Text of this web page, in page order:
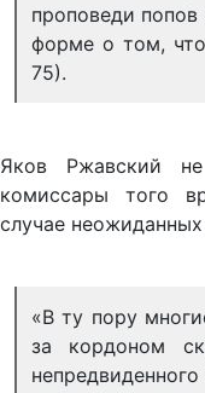
проповеди
форме о том,
75).
Яков Ржавский
комиссары того
случае
«В ту пору
за кордоном